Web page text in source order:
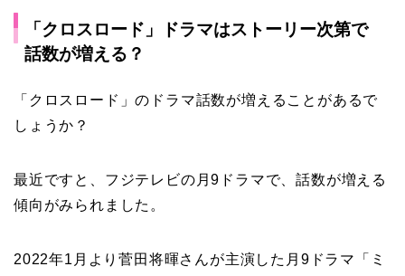
「クロスロード」ドラマはストーリー次第で
話数が増える？
「クロスロード」のドラマ話数が増えることがあるで
しょうか？
最近ですと、フジテレビの月9ドラマで、話数が増える
傾向がみられました。
2022年1月より菅田将暉さんが主演した月9ドラマ「ミ